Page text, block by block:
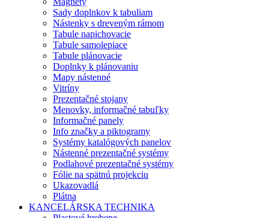
Sady doplnkov k tabuliam
Nástenky s dreveným rámom
Tabule napichovacie
Tabule samolepiace
Tabule plánovacie
Doplnky k plánovaniu
Mapy nástenné
Vitríny
Prezentačné stojany
Menovky, informačné tabuľky
Informačné panely
Info značky a piktogramy
Systémy katalógových panelov
Nástenné prezentačné systémy
Podlahové prezentačné systémy
Fólie na spätnú projekciu
Ukazovadlá
Plátna
KANCELÁRSKA TECHNIKA